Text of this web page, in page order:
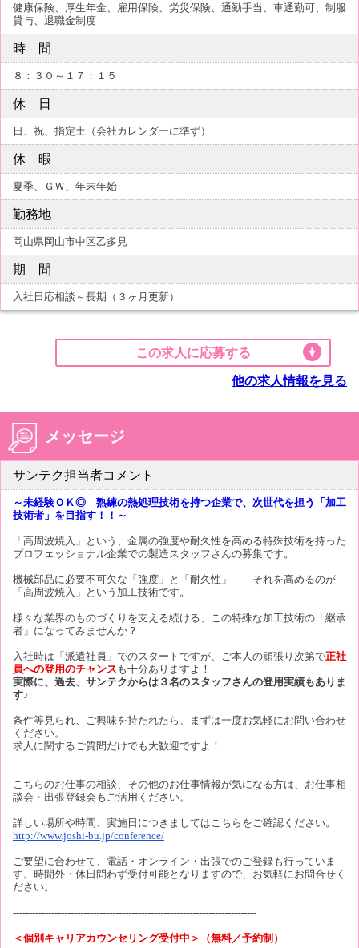
健康保険、厚生年金、雇用保険、労災保険、通勤手当、車通勤可、制服
貸与、退職金制度
時 間
８：３０～１７：１５
休 日
日、祝、指定土（会社カレンダーに準ず）
休 暇
夏季、ＧＷ、年末年始
勤務地
岡山県岡山市中区乙多見
期 間
入社日応相談～長期（３ヶ月更新）
この求人に応募する
他の求人情報を見る
メッセージ
サンテク担当者コメント
～未経験ＯＫ◎ 熟練の熱処理技術を持つ企業で、次世代を担う「加工
技術者」を目指す！！～
「高周波焼入」という、金属の強度や耐久性を高める特殊技術を持った
プロフェッショナル企業での製造スタッフさんの募集です。
機械部品に必要不可欠な「強度」と「耐久性」――それを高めるのが
「高周波焼入」という加工技術です。
様々な業界のものづくりを支える続ける、この特殊な加工技術の「継承
者」になってみませんか？
入社時は「派遣社員」でのスタートですが、ご本人の頑張り次第で正社
員への登用のチャンス も十分ありますよ！
実際に、過去、サンテクからは３名のスタッフさんの登用実績もありま
す♪
条件等見られ、ご興味を持たれたら、まずは一度お気軽にお問い合わせ
ください。
求人に関するご質問だけでも大歓迎ですよ！
こちらのお仕事の相談、その他のお仕事情報が気になる方は、お仕事相
談会・出張登録会もご活用ください。
詳しい場所や時間、実施日につきましてはこちらをご確認ください。
http://www.joshi-bu.jp/conference/
ご要望に合わせて、電話・オンライン・出張でのご登録も行っていま
す。時間外・休日問わず受付可能となりますので、お気軽にお問合せく
ださい。
----------------------------------------------------------------------------
＜個別キャリアカウンセリング受付中＞（無料／予約制）